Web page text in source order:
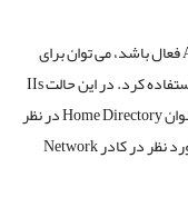
اگر گزینه ی A share located on another computer فعال باشد، می توان برای
ذخیره ی Home Directory از محلی دیگر در شبکه استفاده کرد. در این حالت IIs
برای یافتن و اجرا کردن صفحات، به کامپیوتری که بعنوان Home Directory در نظر
گرفته شده، مراجعه می کند. نام فولدر و کامپیوتر مورد نظر در کادر Network